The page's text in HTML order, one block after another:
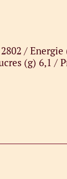
/ Energie
(g) 6,1 /